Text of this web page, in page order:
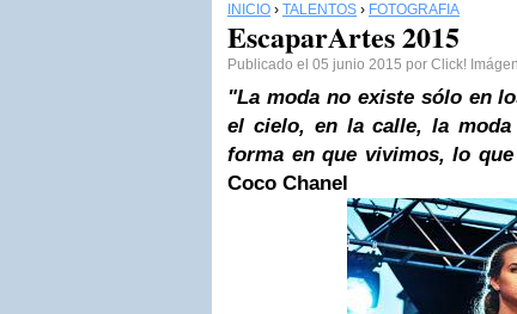
INICIO › TALENTOS › FOTOGRAFÍA
EscaparArtes 2015
Publicado el 05 junio 2015 por Click!
"La moda no existe sólo en
el cielo, en la calle, la
forma en que vivimos, lo
Coco Chanel